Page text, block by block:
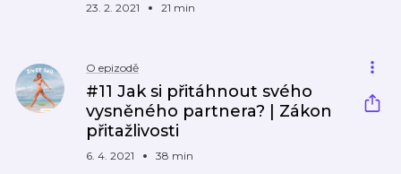
23. 2. 2021 21 min
O epizodě
#11 Jak si přitáhnout svého
vysněného partnera? | Zákon
přitažlivosti
6. 4. 2021 38 min